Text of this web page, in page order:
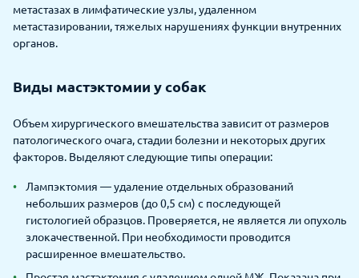
метастазах в лимфатические узлы, удаленном
метастазировании, тяжелых нарушениях функции внутренних
органов.
Виды мастэктомии у собак
Объем хирургического вмешательства зависит от размеров
патологического очага, стадии болезни и некоторых других
факторов. Выделяют следующие типы операции:
Лампэктомия — удаление отдельных образований
небольших размеров (до 0,5 см) с последующей
гистологией образцов. Проверяется, не является ли опухоль
злокачественной. При необходимости проводится
расширенное вмешательство.